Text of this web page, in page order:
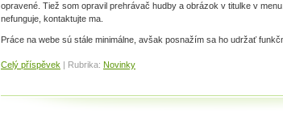
opravené. Tiež som opravil prehrávač hudby a obrázok v titulke v
nefunguje, kontaktujte ma.
Práce na webe sú stále minimálne, avšak posnažím sa ho udržať
Celý příspěvek | Rubrika: Novinky